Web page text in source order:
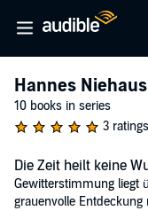
Hannes Niehaus
10 books in series
3 ratings
Die Zeit heilt keine
Gewitterstimmung liegt
grauenvolle